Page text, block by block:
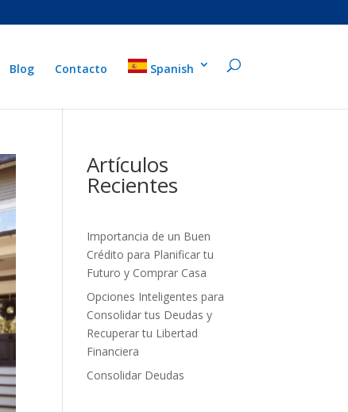
Blog Contacto Spanish
Artículos
Recientes
Importancia de un Buen
Crédito para Planificar tu
Futuro y Comprar Casa
Opciones Inteligentes para
Consolidar tus Deudas y
Recuperar tu Libertad
Financiera
Consolidar Deudas